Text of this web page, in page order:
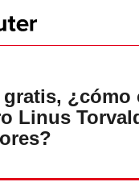
¿cómo
Linus